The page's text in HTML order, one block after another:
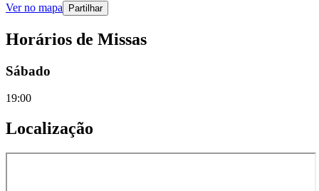
Ver no mapa Partilhar
Horários de Missas
Sábado
19:00
Localização